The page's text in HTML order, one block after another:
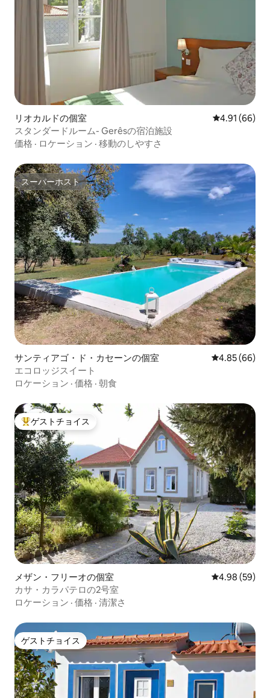
リオカルドの個室 レビュー66
4.91 (66)
スタンダードルーム- Gerêsの宿泊施設
価格 · ロケーション · 移動のしやすさ
スーパーホスト
スーパーホスト
サンティアゴ・ド・カセーンの個室 レビュー66
4.85 (66)
エコロッジスイート
ロケーション · 価格 · 朝食
大好評のゲストチョイスです。
ゲストチョイス
メザン・フリーオの個室 レビュー59
4.98 (59)
カサ・カラパテロの2号室
ロケーション · 価格 · 清潔さ
ゲストチョイス
ゲストチョイス